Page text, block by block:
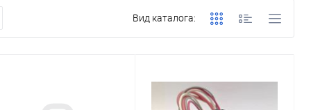
Вид каталога: